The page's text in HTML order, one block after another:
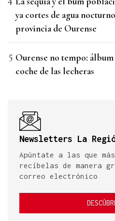
ya cortes de agua
provincia de Ourense
Ourense no tempo: álbum
coche de las lecheras
Newsletters La
Apúntate a las que
recíbelas de manera
correo electrónico